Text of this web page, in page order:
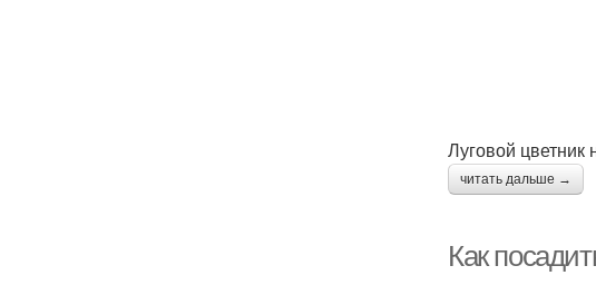
Луговой цветник
читать дальше →
Как